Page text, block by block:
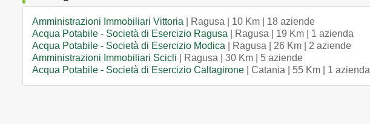
Amministrazioni Immobiliari Vittoria | Ragusa | 10 Km | 18 aziende
Acqua Potabile - Società di Esercizio Ragusa | Ragusa | 19 Km | 1 azienda
Acqua Potabile - Società di Esercizio Modica | Ragusa | 26 Km | 2 aziende
Amministrazioni Immobiliari Scicli | Ragusa | 30 Km | 5 aziende
Acqua Potabile - Società di Esercizio Caltagirone | Catania | 55 Km | 1 azienda